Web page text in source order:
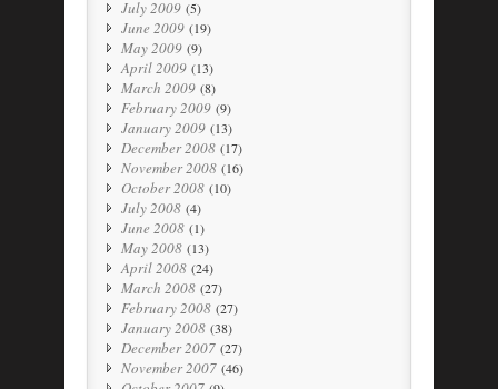
July 2009 (5)
June 2009 (19)
May 2009 (9)
April 2009 (13)
March 2009 (8)
February 2009 (9)
January 2009 (13)
December 2008 (17)
November 2008 (16)
October 2008 (10)
July 2008 (4)
June 2008 (1)
May 2008 (13)
April 2008 (24)
March 2008 (27)
February 2008 (27)
January 2008 (38)
December 2007 (27)
November 2007 (46)